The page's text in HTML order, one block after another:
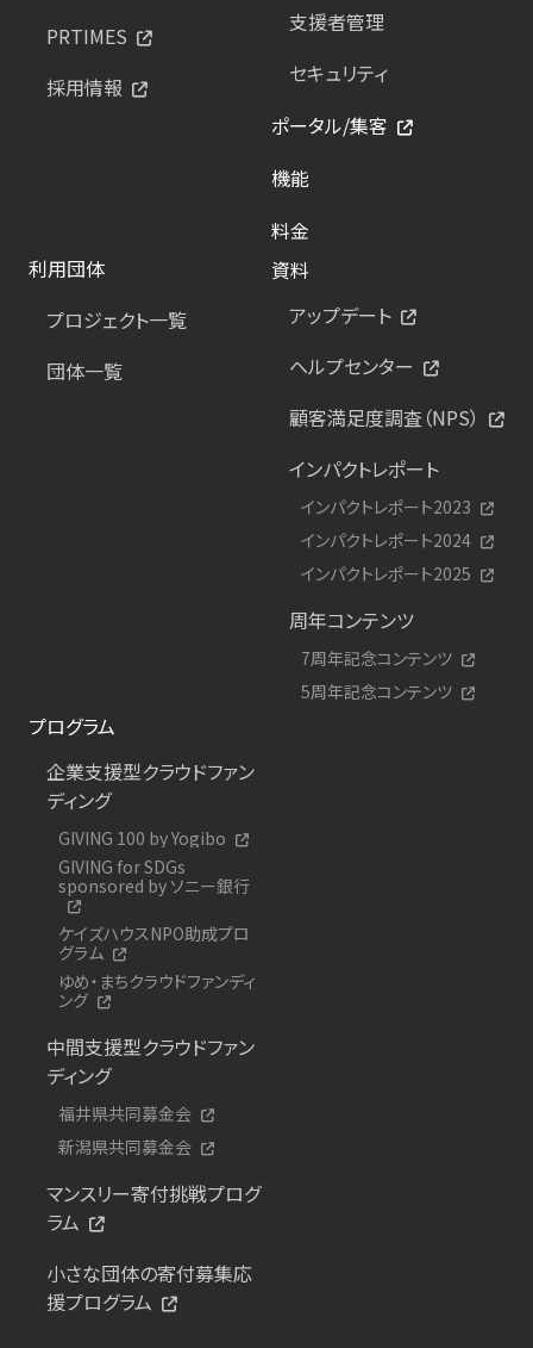
PRTIMES
採用情報
支援者管理
セキュリティ
ポータル/集客
機能
料金
利用団体
プロジェクト一覧
団体一覧
資料
アップデート
ヘルプセンター
顧客満足度調査（NPS）
インパクトレポート
インパクトレポート2023
インパクトレポート2024
インパクトレポート2025
周年コンテンツ
7周年記念コンテンツ
5周年記念コンテンツ
プログラム
企業支援型クラウドファン
ディング
GIVING 100 by Yogibo
GIVING for SDGs
sponsored by ソニー銀行
ケイズハウスNPO助成プロ
グラム
ゆめ・まちクラウドファンディ
ング
中間支援型クラウドファン
ディング
福井県共同募金会
新潟県共同募金会
マンスリー寄付挑戦プログ
ラム
小さな団体の寄付募集応
援プログラム